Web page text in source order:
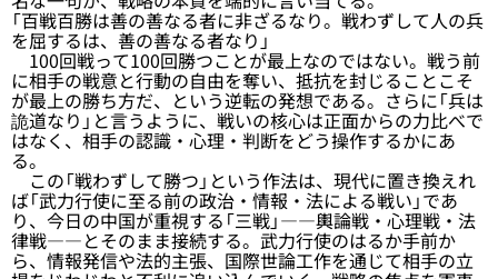
「百戦百勝は善の善なる者に非ざるなり。戦わずして人の兵
を屈するは、善の善なる者なり」
100回戦って100回勝つことが最上なのではない。戦う前
に相手の戦意と行動の自由を奪い、抵抗を封じることこそ
が最上の勝ち方だ、という逆転の発想である。さらに「兵は
詭道なり」と言うように、戦いの核心は正面からの力比べで
はなく、相手の認識・心理・判断をどう操作するかにあ
る。
この「戦わずして勝つ」という作法は、現代に置き換えれ
ば「武力行使に至る前の政治・情報・法による戦い」であ
り、今日の中国が重視する「三戦」――輿論戦・心理戦・法
律戦――とそのまま接続する。武力行使のはるか手前か
ら、情報発信や法的主張、国際世論工作を通じて相手の立